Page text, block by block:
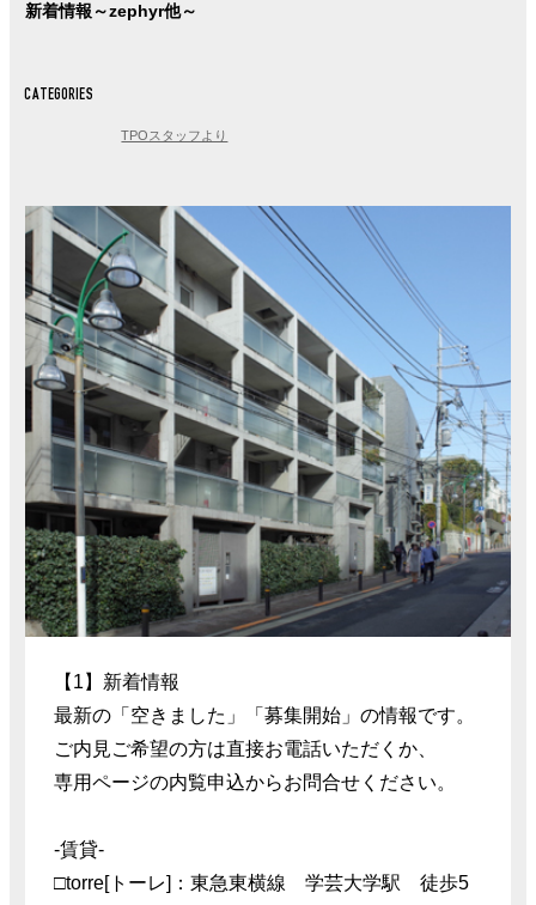
新着情報～zephyr他～
CATEGORIES
TPOスタッフより
【1】新着情報
最新の「空きました」「募集開始」の情報です。
ご内見ご希望の方は直接お電話いただくか、
専用ページの内覧申込からお問合せください。
-賃貸-
□torre[トーレ]：東急東横線 学芸大学駅 徒歩5